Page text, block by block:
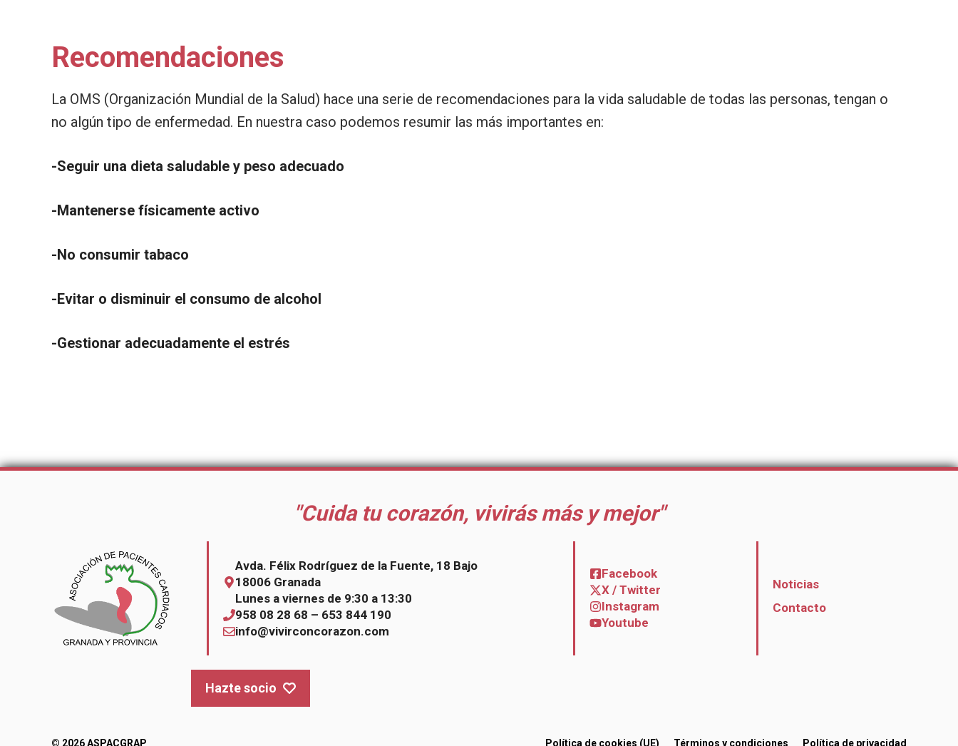
Recomendaciones
La OMS (Organización Mundial de la Salud) hace una serie de recomendaciones para la vida saludable de todas las personas, tengan o
no algún tipo de enfermedad. En nuestra caso podemos resumir las más importantes en:
-Seguir una dieta saludable y peso adecuado
-Mantenerse físicamente activo
-No consumir tabaco
-Evitar o disminuir el consumo de alcohol
-Gestionar adecuadamente el estrés
"Cuida tu corazón, vivirás más y mejor"
Avda. Félix Rodríguez de la Fuente, 18 Bajo
18006 Granada
Lunes a viernes de 9:30 a 13:30
958 08 28 68 – 653 844 190
info@vivirconcorazon.com
Facebook
X / Twitter
Instagram
Youtube
Noticias
Contacto
Hazte socio
Política de cookies (UE) Términos y condiciones Política de privacidad
© 2026 ASPACGRAP